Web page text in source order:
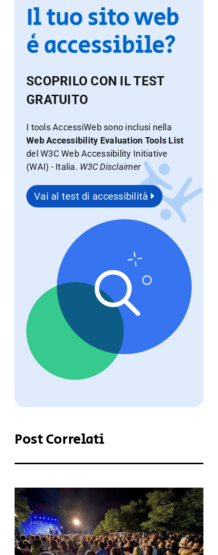
Il tuo sito web
è accessibile?
SCOPRILO CON IL TEST
GRATUITO
I tools AccessiWeb sono inclusi nella
Web Accessibility Evaluation Tools List
del W3C Web Accessibility Initiative
(WAI) - Italia. W3C Disclaimer
Vai al test di accessibilità
Post Correlati